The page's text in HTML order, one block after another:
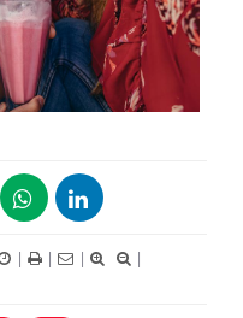
| | |
|